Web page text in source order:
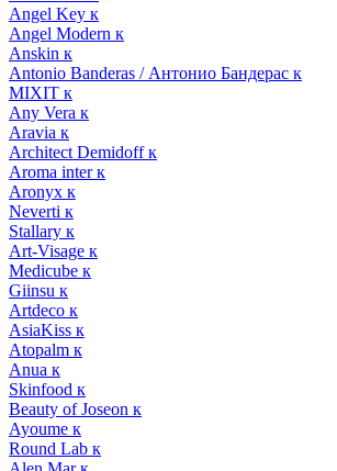
Angel Key к
Angel Modern к
Anskin к
Antonio Banderas / Антонио Бандерас к
MIXIT к
Any Vera к
Aravia к
Architect Demidoff к
Aroma inter к
Aronyx к
Neverti к
Stallary к
Art-Visage к
Medicube к
Giinsu к
Artdeco к
AsiaKiss к
Atopalm к
Anua к
Skinfood к
Beauty of Joseon к
Ayoume к
Round Lab к